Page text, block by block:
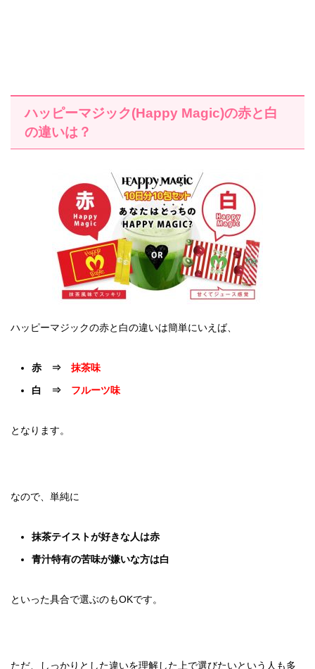
ハッピーマジック(Happy Magic)の赤と白
の違いは？
ハッピーマジックの赤と白の違いは簡単にいえば、
赤 ⇒ 抹茶味
白 ⇒ フルーツ味
となります。
なので、単純に
抹茶テイストが好きな人は赤
青汁特有の苦味が嫌いな方は白
といった具合で選ぶのもOKです。
ただ、しっかりとした違いを理解した上で選びたいという人も多